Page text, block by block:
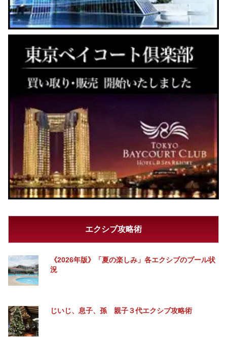
エクシブ攻略術
《2026年版》「夏の楽しみ」各エクシブのプール状
況
じいじ、息子、孫 親子３代エクシブ攻略術